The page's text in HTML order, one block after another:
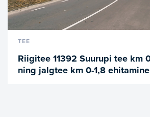
TEE
Riigitee 11392 Suurupi tee km
ning jalgtee km 0-1,8 ehitamine